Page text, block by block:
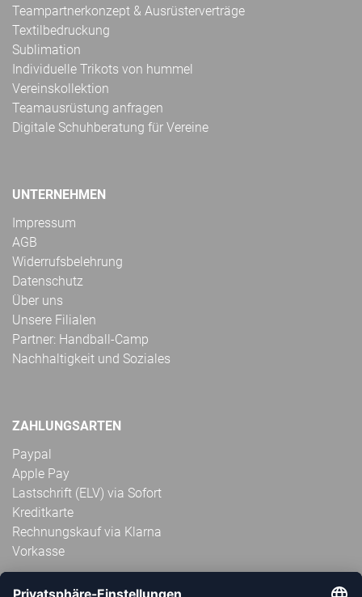
Teampartnerkonzept & Ausrüsterverträge
Textilbedruckung
Sublimation
Individuelle Trikots von hummel
Vereinskollektion
Teamausrüstung anfragen
Digitale Schuhberatung für Vereine
UNTERNEHMEN
Impressum
AGB
Widerrufsbelehrung
Datenschutz
Über uns
Unsere Filialen
Partner: Handball-Camp
Nachhaltigkeit und Soziales
ZAHLUNGSARTEN
Paypal
Apple Pay
Lastschrift (ELV) via Sofort
Kreditkarte
Rechnungskauf via Klarna
Vorkasse